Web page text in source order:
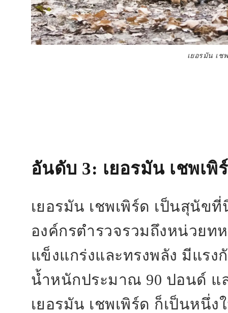
เยอรมัน เช
อันดับ 3: เยอรมัน เชพเพิ
เยอรมัน เชพเพิร์ด เป็นสุนัข
องค์กรตำรวจรวมถึงหน่วยท
แข็งแกร่งและทรงพลัง มีแรง
น้ำหนักประมาณ 90 ปอนด์ แ
เยอรมัน เชพเพิร์ด ก็เป็นหนึ่